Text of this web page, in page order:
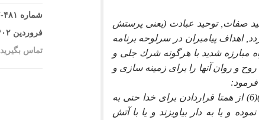
صفات, توحيد عبادت (يعنى پرستش
اهداف پيامبران در سرلوحه برنامه
مبارزه شديد با هرگونه شرك جلى و
و روان آنها را براى زمينه سازى و
فرمود:
((اياك ان تشرك بالله طرفه عين, و ان نشزت بالمنشار, إو قطعت او صلبت, او احرقت بالنار))(6) از همتا قراردادن براى خدا حتى به
و يا به دار بياويزند و يا با آتش
فروردین ۱۴۰۲
تماس بگیرید